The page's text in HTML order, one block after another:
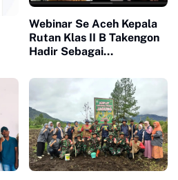
Webinar Se Aceh Kepala
Rutan Klas II B Takengon
Hadir Sebagai
Tentang Hukum Jinayat